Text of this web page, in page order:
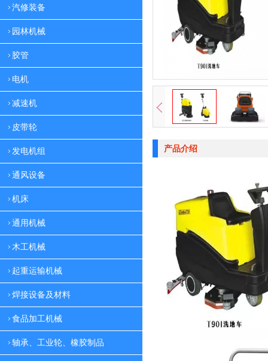
汽修装备
园林机械
胶管
电机
减速机
皮带轮
发电机组
通风设备
机床
通用机械
木工机械
起重运输机械
焊接设备及材料
食品加工机械
轴承、工业轮、橡胶制品
产品介绍